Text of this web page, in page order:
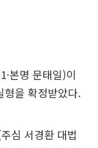
본명 문태일)이
을 확정받았다.
심 서경환 대법